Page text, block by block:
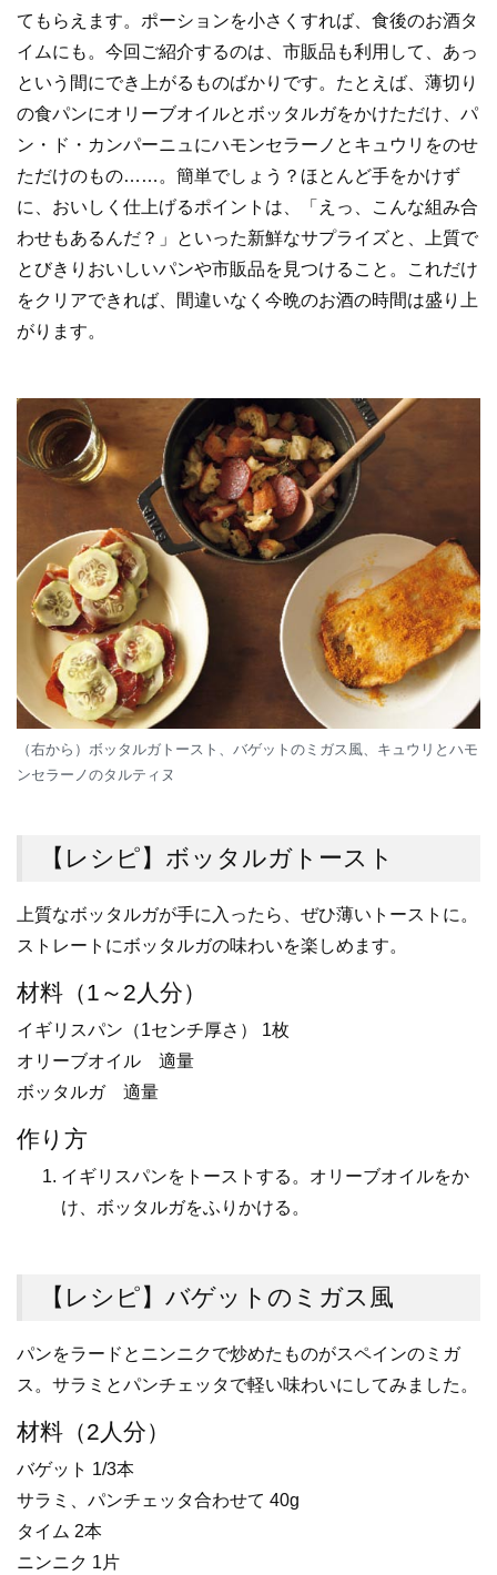
てもらえます。ポーションを小さくすれば、食後のお酒タ
イムにも。今回ご紹介するのは、市販品も利用して、あっ
という間にでき上がるものばかりです。たとえば、薄切り
の食パンにオリーブオイルとボッタルガをかけただけ、パ
ン・ド・カンパーニュにハモンセラーノとキュウリをのせ
ただけのもの……。簡単でしょう？ほとんど手をかけず
に、おいしく仕上げるポイントは、「えっ、こんな組み合
わせもあるんだ？」といった新鮮なサプライズと、上質で
とびきりおいしいパンや市販品を見つけること。これだけ
をクリアできれば、間違いなく今晩のお酒の時間は盛り上
がります。
（右から）ボッタルガトースト、バゲットのミガス風、キュウリとハモ
ンセラーノのタルティヌ
【レシピ】ボッタルガトースト
上質なボッタルガが手に入ったら、ぜひ薄いトーストに。
ストレートにボッタルガの味わいを楽しめます。
材料（1～2人分）
イギリスパン（1センチ厚さ） 1枚
オリーブオイル 適量
ボッタルガ 適量
作り方
イギリスパンをトーストする。オリーブオイルをか
け、ボッタルガをふりかける。
【レシピ】バゲットのミガス風
パンをラードとニンニクで炒めたものがスペインのミガ
ス。サラミとパンチェッタで軽い味わいにしてみました。
材料（2人分）
バゲット 1/3本
サラミ、パンチェッタ合わせて 40g
タイム 2本
ニンニク 1片